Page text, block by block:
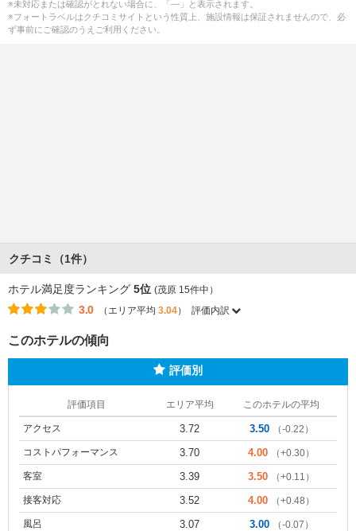
※未対応または確認がとれない場合に、「―」と表示されます。
※フォートラベルはクチコミサイトという性質上、施設情報は保証されませんので、必
ず事前にご確認のうえご利用ください。
クチコミ（1件）
ホテル満足度ランキング 5位 (茂原 15件中）
3.0 （エリア平均 3.04） 評価内訳
このホテルの傾向
評価別
評価項目 エリア平均 このホテルの平均
アクセス 3.72 3.50 （-0.22）
コストパフォーマンス 3.70 4.00 （+0.30）
客室 3.39 3.50 （+0.11）
接客対応 3.52 4.00 （+0.48）
風呂 3.07 3.00 （-0.07）